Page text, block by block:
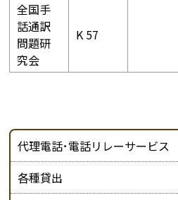
全国手
話通訳
問題研
究会
K 57
代理電話･電話リレーサービス
各種貸出